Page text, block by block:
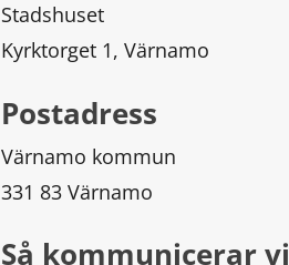
Stadshuset
Kyrktorget 1, Värnamo
Postadress
Värnamo kommun
331 83 Värnamo
Så kommunicerar vi